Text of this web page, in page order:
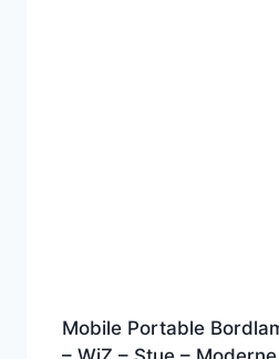
Mobile Portable